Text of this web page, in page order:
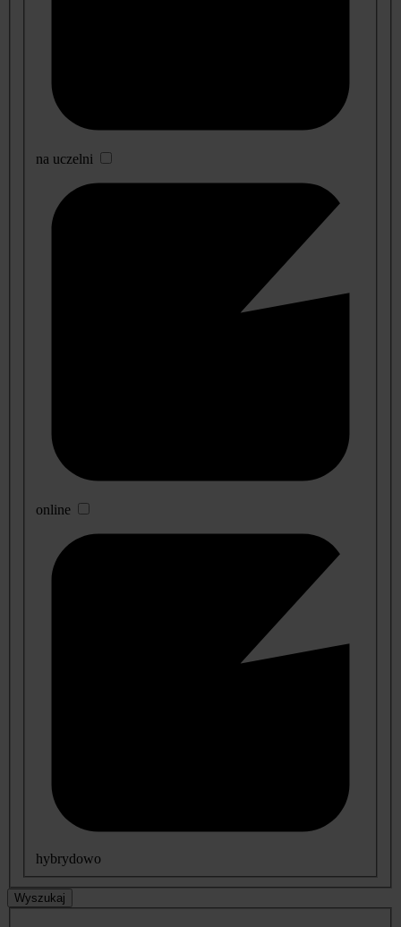
na uczelni
online
hybrydowo
Wyszukaj